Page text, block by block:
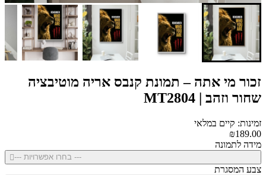
זכור מי אתה – תמונת קנבס אריה מוטיבציה
שחור וזהב | MT2804
זמינות: קיים במלאי
₪189.00
מידה לתמונה
--- בחרו אפשרויות ---
צבע המסגרת